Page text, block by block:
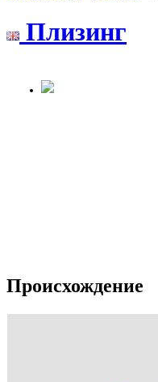
Плизинг
Происхождение